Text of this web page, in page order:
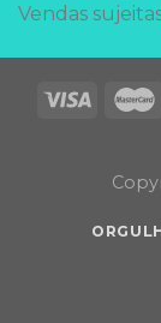
Vendas